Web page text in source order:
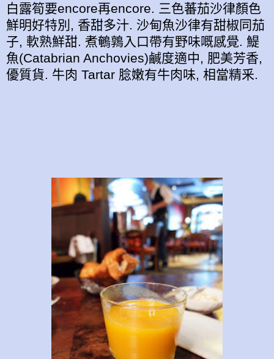
白露筍要encore再encore. 三色蕃茄沙律顏色
鮮明好特別, 香甜多汁. 沙甸魚沙律有甜椒同茄
子, 軟熟鮮甜. 煮鵪鶉入口帶有野味嘅感覺. 鯷
魚(Catabrian Anchovies)鹹度適中, 肥美芳香,
優質貨. 牛肉 Tartar 腍嫩有牛肉味, 相當精釆.